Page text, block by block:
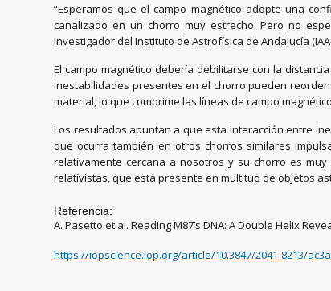
“Esperamos que el campo magnético adopte una
canalizado en un chorro muy estrecho. Pero no
investigador del Instituto de Astrofísica de Andalucía
El campo magnético debería debilitarse con la
inestabilidades presentes en el chorro pueden
material, lo que comprime las líneas de campo
Los resultados apuntan a que esta interacción entre
que ocurra también en otros chorros similares
relativamente cercana a nosotros y su chorro es
relativistas, que está presente en multitud de objetos
Referencia:
A. Pasetto et al. Reading M87ʼs DNA: A Double Helix
https://iopscience.iop.org/article/10.3847/2041-8213/